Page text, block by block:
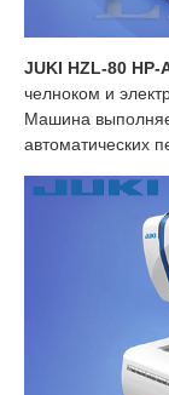
JUKI HZL-80 HP-
челноком и
Машина
автоматических